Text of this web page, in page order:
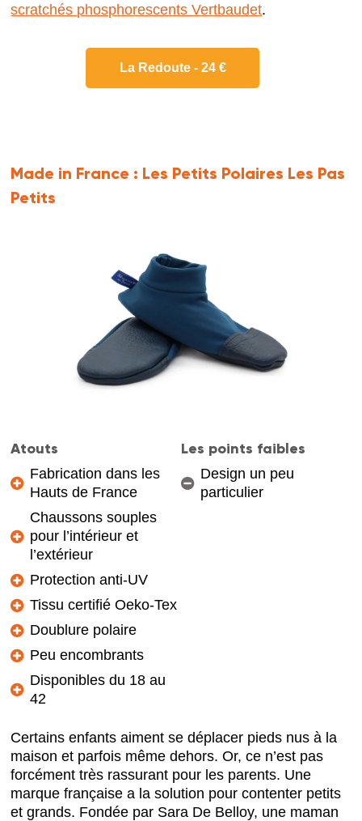
scratchés phosphorescents Vertbaudet.
La Redoute - 24 €
Made in France : Les Petits Polaires Les Pas
Petits
Atouts
Fabrication dans les
Hauts de France
Chaussons souples
pour l’intérieur et
l’extérieur
Protection anti-UV
Tissu certifié Oeko-Tex
Doublure polaire
Peu encombrants
Disponibles du 18 au
42
Les points faibles
Design un peu
particulier
Certains enfants aiment se déplacer pieds nus à la
maison et parfois même dehors. Or, ce n’est pas
forcément très rassurant pour les parents. Une
marque française a la solution pour contenter petits
et grands. Fondée par Sara De Belloy, une maman